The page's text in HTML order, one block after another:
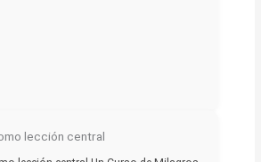
lección central